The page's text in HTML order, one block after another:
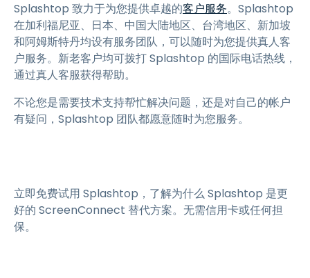
Splashtop 致力于为您提供卓越的客户服务。Splashtop
在加利福尼亚、日本、中国大陆地区、台湾地区、新加坡
和阿姆斯特丹均设有服务团队，可以随时为您提供真人客
户服务。新老客户均可拨打 Splashtop 的国际电话热线，
通过真人客服获得帮助。
不论您是需要技术支持帮忙解决问题，还是对自己的帐户
有疑问，Splashtop 团队都愿意随时为您服务。
立即免费试用 Splashtop，了解为什么 Splashtop 是更
好的 ScreenConnect 替代方案。无需信用卡或任何担
保。